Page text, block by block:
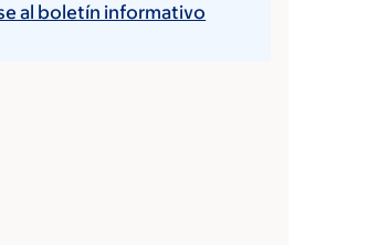
al boletín informativo